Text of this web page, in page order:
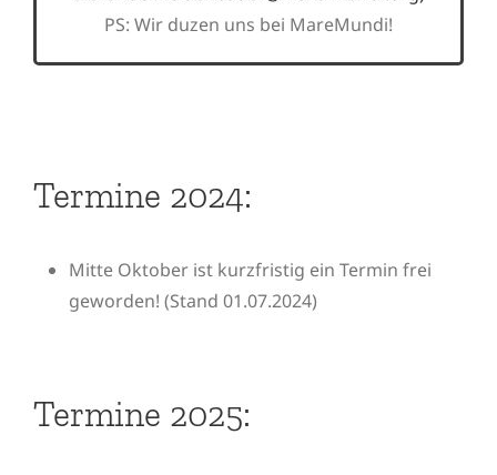
PS: Wir duzen uns bei MareMundi!
Termine 2024:
Mitte Oktober ist kurzfristig ein Termin frei
geworden! (Stand 01.07.2024)
Termine 2025: